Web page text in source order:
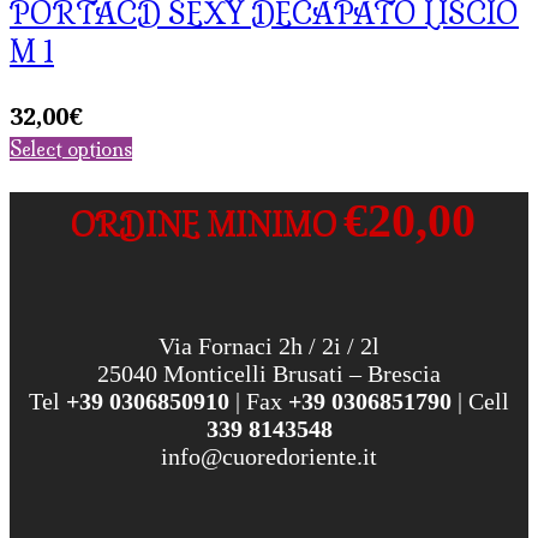
PORTACD SEXY DECAPATO LISCIO
M 1
32,00€
Select options
ORDINE MINIMO€20,00
Via Fornaci 2h / 2i / 2l
25040 Monticelli Brusati – Brescia
Tel +39 0306850910 | Fax +39 0306851790 | Cell
339 8143548
info@cuoredoriente.it